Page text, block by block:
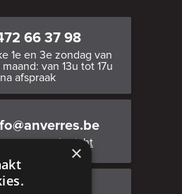
66 37 98
1e en 3e zondag van
van 13u tot 17u
afspraak
ons een bericht
×